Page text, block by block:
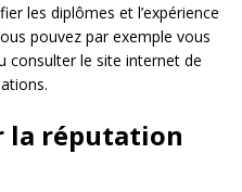
les diplômes et l’expérience
pouvez par exemple vous
consulter le site internet de
la réputation